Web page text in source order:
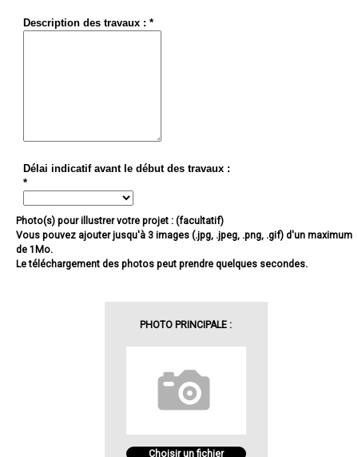
Description des travaux : *
Délai indicatif avant le début des travaux :
*
Photo(s) pour illustrer votre projet : (facultatif)
Vous pouvez ajouter jusqu'à 3 images (.jpg, .jpeg, .png, .gif) d'un maximum
de 1Mo.
Le téléchargement des photos peut prendre quelques secondes.
PHOTO PRINCIPALE :
Choisir un fichier